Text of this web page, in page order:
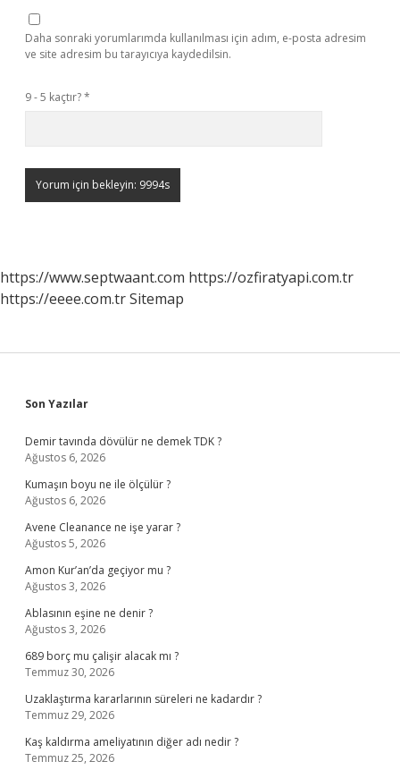
Daha sonraki yorumlarımda kullanılması için adım, e-posta adresim
ve site adresim bu tarayıcıya kaydedilsin.
9 - 5 kaçtır?*
https://www.septwaant.com https://ozfiratyapi.com.tr
https://eeee.com.trSitemap
Sidebar
Son Yazılar
Demir tavında dövülür ne demek TDK ?
Ağustos 6, 2026
Kumaşın boyu ne ile ölçülür ?
Ağustos 6, 2026
Avene Cleanance ne işe yarar ?
Ağustos 5, 2026
Amon Kur’an’da geçiyor mu ?
Ağustos 3, 2026
Ablasının eşine ne denir ?
Ağustos 3, 2026
689 borç mu çalişir alacak mı ?
Temmuz 30, 2026
Uzaklaştırma kararlarının süreleri ne kadardır ?
Temmuz 29, 2026
Kaş kaldırma ameliyatının diğer adı nedir ?
Temmuz 25, 2026